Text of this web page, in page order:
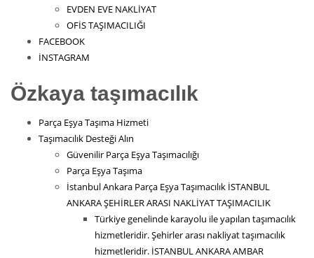
EVDEN EVE NAKLİYAT
OFİS TAŞIMACILIĞI
FACEBOOK
İNSTAGRAM
Özkaya taşımacılık
Parça Eşya Taşıma Hizmeti
Taşımacılık Desteği Alın
Güvenilir Parça Eşya Taşımacılığı
Parça Eşya Taşıma
İstanbul Ankara Parça Eşya Taşımacılık İSTANBUL
ANKARA ŞEHİRLER ARASI NAKLİYAT TAŞIMACILIK
Türkiye genelinde karayolu ile yapılan taşımacılık
hizmetleridir. Şehirler arası nakliyat taşımacılık
hizmetleridir. İSTANBUL ANKARA AMBAR